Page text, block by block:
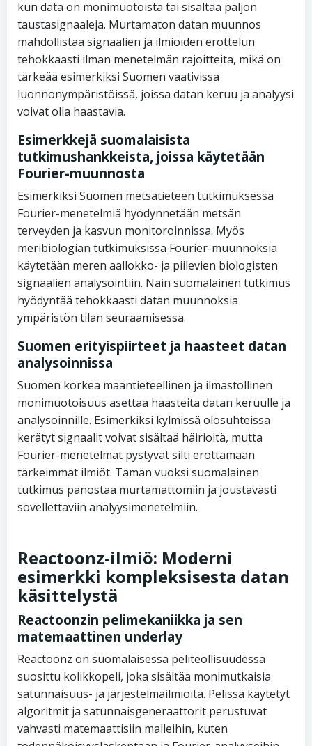
kun data on monimuotoista tai sisältää paljon
taustasignaaleja. Murtamaton datan muunnos
mahdollistaa signaalien ja ilmiöiden erottelun
tehokkaasti ilman menetelmän rajoitteita, mikä on
tärkeää esimerkiksi Suomen vaativissa
luonnonympäristöissä, joissa datan keruu ja analyysi
voivat olla haastavia.
Esimerkkejä suomalaisista
tutkimushankkeista, joissa käytetään
Fourier-muunnosta
Esimerkiksi Suomen metsätieteen tutkimuksessa
Fourier-menetelmiä hyödynnetään metsän
terveyden ja kasvun monitoroinnissa. Myös
meribiologian tutkimuksissa Fourier-muunnoksia
käytetään meren aallokko- ja piilevien biologisten
signaalien analysointiin. Näin suomalainen tutkimus
hyödyntää tehokkaasti datan muunnoksia
ympäristön tilan seuraamisessa.
Suomen erityispiirteet ja haasteet datan
analysoinnissa
Suomen korkea maantieteellinen ja ilmastollinen
monimuotoisuus asettaa haasteita datan keruulle ja
analysoinnille. Esimerkiksi kylmissä olosuhteissa
kerätyt signaalit voivat sisältää häiriöitä, mutta
Fourier-menetelmät pystyvät silti erottamaan
tärkeimmät ilmiöt. Tämän vuoksi suomalainen
tutkimus panostaa murtamattomiin ja joustavasti
sovellettaviin analyysimenetelmiin.
Reactoonz-ilmiö: Moderni
esimerkki kompleksisesta datan
käsittelystä
Reactoonzin pelimekaniikka ja sen
matemaattinen underlay
Reactoonz on suomalaisessa peliteollisuudessa
suosittu kolikkopeli, joka sisältää monimutkaisia
satunnaisuus- ja järjestelmäilmiöitä. Pelissä käytetyt
algoritmit ja satunnaisgeneraattorit perustuvat
vahvasti matemaattisiin malleihin, kuten